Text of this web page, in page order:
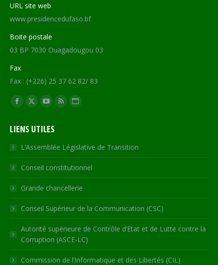
URL site web
www.presidencedufaso.bf
Boite postale
03 BP 7030 Ouagadougou 03
Fax
Fax : (+226) 25 37 62 82/ 83
Trouvez nous sur :
Facebook
opens
in
new
window
X
opens
in
new
window
YouTube
opens
in
new
window
RSS
in
new
window
Site
opens
in
new
LIENS UTILES
L’Assemblée Législative de Transition
Conseil constitutionnel
Grande chancellerie
Conseil Supérieur de la Communication (CSC)
Autorité supérieure de Contrôle d’Etat et de Lutte contre la
Corruption (ASCE-LC)
Commission de l’Informatique et des Libertés (CIL)